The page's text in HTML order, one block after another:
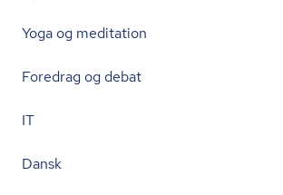
Yoga og meditation
Foredrag og debat
IT
Dansk